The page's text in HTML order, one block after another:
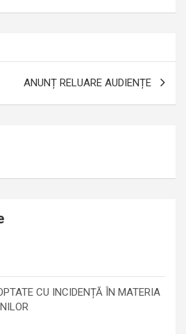
ANUNȚ RELUARE AUDIENȚE
CU INCIDENȚĂ ÎN MATERIA